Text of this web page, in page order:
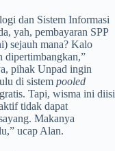
dan Sistem Informasi
yah, pembayaran SPP
sejauh mana? Kalo
dipertimbangkan,”
pihak Unpad ingin
di sistem pooled
Tapi, wisma ini diisi
tidak dapat
Makanya
ucap Alan.